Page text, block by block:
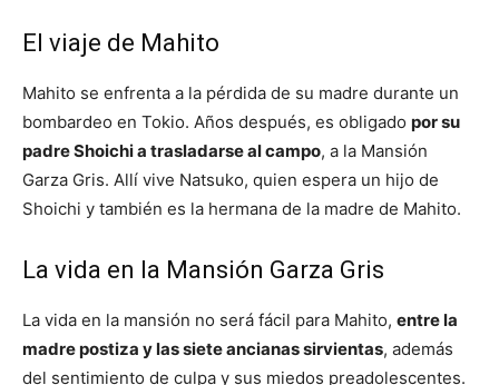
El viaje de Mahito
Mahito se enfrenta a la pérdida de su madre durante un
bombardeo en Tokio. Años después, es obligado por su
padre Shoichi a trasladarse al campo, a la Mansión
Garza Gris. Allí vive Natsuko, quien espera un hijo de
Shoichi y también es la hermana de la madre de Mahito.
La vida en la Mansión Garza Gris
La vida en la mansión no será fácil para Mahito, entre la
madre postiza y las siete ancianas sirvientas, además
del sentimiento de culpa y sus miedos preadolescentes.